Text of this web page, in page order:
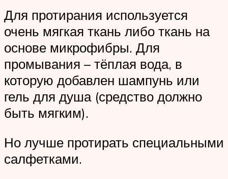
Для протирания используется
очень мягкая ткань либо ткань на
основе микрофибры. Для
промывания – тёплая вода, в
которую добавлен шампунь или
гель для душа (средство должно
быть мягким).
Но лучше протирать специальными
салфетками.